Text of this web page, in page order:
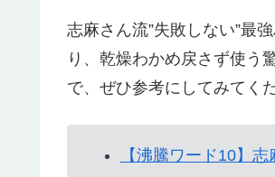
志麻さん流”失敗しない”最
り、乾燥わかめ戻さず使う
で、ぜひ参考にしてみてく
【沸騰ワード10】